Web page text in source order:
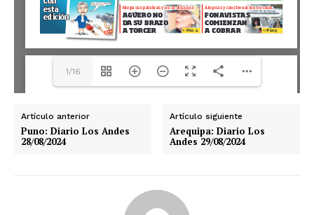
1/16
Artículo anterior
Puno: Diario Los Andes
28/08/2024
Artículo siguiente
Arequipa: Diario Los
Andes 29/08/2024